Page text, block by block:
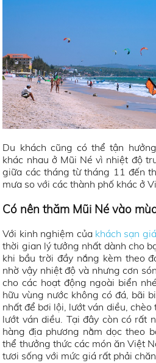
Du khách cũng có thể tận
khác nhau ở Mũi Né vì nhiệt độ
giữa các tháng từ tháng 11 đến
mưa so với các thành phố khác ở
Có nên thăm Mũi Né vào
Với kinh nghiệm của khách sạn
thời gian lý tưởng nhất dành cho
khi bầu trời đầy nắng kèm theo
nhờ vậy nhiệt độ và nhưng cơn
cho các hoạt động ngoài biển
hữu vùng nước không có đá, bãi
nhất để bơi lội, lướt ván diều,
lướt ván diều. Tại đây còn có rất
hàng địa phương nằm dọc theo
thể thưởng thức các món ăn Việt
tươi sống với mức giá rất phải